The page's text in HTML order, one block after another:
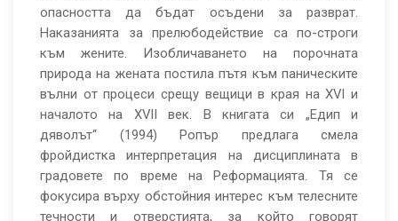
опасността да бъдат осъдени за разврат.
Наказанията за прелюбодействие са по-строги
към жените. Изобличаването на порочната
природа на жената постила пътя към паническите
вълни от процеси срещу вещици в края на XVI и
началото на XVII век. В книгата си „Едип и
дяволът“ (1994) Ропър предлага смела
фройдистка интерпретация на дисциплината в
градовете по време на Реформацията. Тя се
фокусира върху обстойния интерес към телесните
течности и отверстията, за който говорят